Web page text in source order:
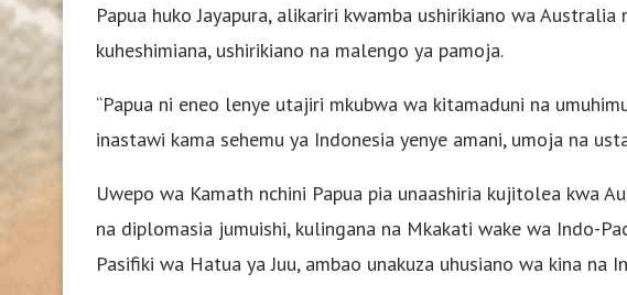
Papua huko Jayapura, alikariri kwamba ushirikiano wa Australia
kuheshimiana, ushirikiano na malengo ya pamoja.
“Papua ni eneo lenye utajiri mkubwa wa kitamaduni na
inastawi kama sehemu ya Indonesia yenye amani, umoja na
Uwepo wa Kamath nchini Papua pia unaashiria kujitolea kwa
na diplomasia jumuishi, kulingana na Mkakati wake wa Indo-
Pasifiki wa Hatua ya Juu, ambao unakuza uhusiano wa kina na